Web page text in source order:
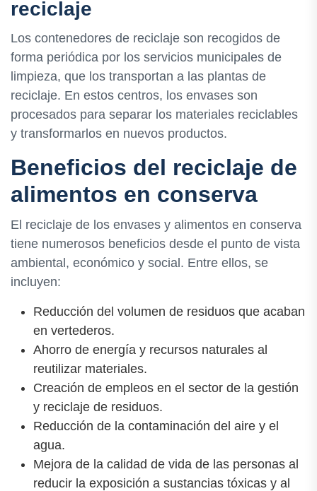
reciclaje
Los contenedores de reciclaje son recogidos de
forma periódica por los servicios municipales de
limpieza, que los transportan a las plantas de
reciclaje. En estos centros, los envases son
procesados para separar los materiales reciclables
y transformarlos en nuevos productos.
Beneficios del reciclaje de
alimentos en conserva
El reciclaje de los envases y alimentos en conserva
tiene numerosos beneficios desde el punto de vista
ambiental, económico y social. Entre ellos, se
incluyen:
Reducción del volumen de residuos que acaban
en vertederos.
Ahorro de energía y recursos naturales al
reutilizar materiales.
Creación de empleos en el sector de la gestión
y reciclaje de residuos.
Reducción de la contaminación del aire y el
agua.
Mejora de la calidad de vida de las personas al
reducir la exposición a sustancias tóxicas y al